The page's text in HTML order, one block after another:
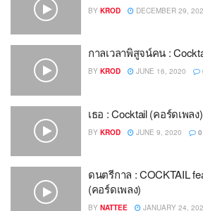
BY KROD DECEMBER 29,
กาลเวลาพิสูจน์คน :
BY KROD JUNE 16, 2020
เธอ : Cocktail (คอร์ดเพลง)
BY KROD JUNE 9, 2020 0
ดนตรีกาล : COCKTAIL
(คอร์ดเพลง)
BY NATTEE JANUARY 24,